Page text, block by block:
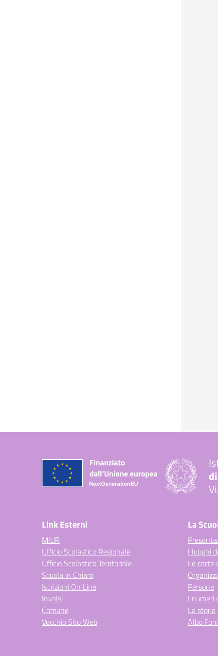
Link Esterni
MIUR
Ufficio Scolastico Regionale
Ufficio Scolastico Territoriale
Scuola in Chiaro
Iscrizioni On Line
Invalsi
Comune
Vecchio Sito Web
La
I luoghi
Le carte
Persone
I numeri
La storia
Albo